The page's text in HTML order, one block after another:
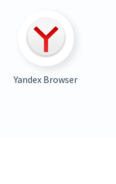
Yandex Browser